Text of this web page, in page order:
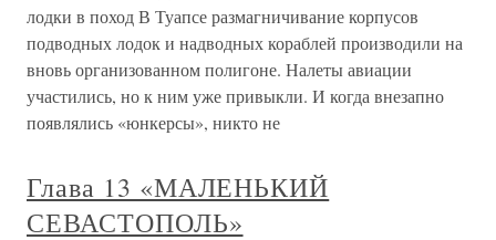
лодки в поход В Туапсе размагничивание корпусов
подводных лодок и надводных кораблей производили на
вновь организованном полигоне. Налеты авиации
участились, но к ним уже привыкли. И когда внезапно
появлялись «юнкерсы», никто не
Глава 13 «МАЛЕНЬКИЙ
СЕВАСТОПОЛЬ»